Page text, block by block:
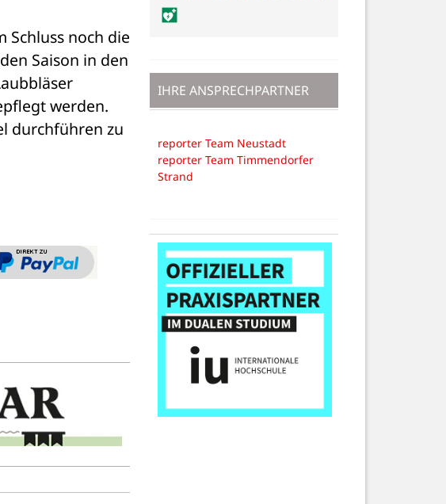
Schluss noch die
Saison in den
werden.
durchführen zu
IHRE ANSPRECHPARTNER
reporter Team Neustadt
reporter Team Timmendorfer
Strand